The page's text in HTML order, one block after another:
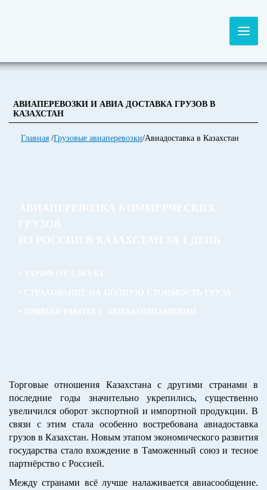
АВИАПЕРЕВОЗКИ И АВИА ДОСТАВКА ГРУЗОВ В
КАЗАХСТАН
Главная /Грузовые авиаперевозки/Авиадоставка в Казахстан
Торговые отношения Казахстана с другими странами в
последние годы значительно укрепились, существенно
увеличился оборот экспортной и импортной продукции. В
связи с этим стала особенно востребована авиадоставка
грузов в Казахстан. Новым этапом экономического развития
государства стало вхождение в Таможенный союз и тесное
партнёрство с Россией.
Между странами всё лучше налаживается авиасообщение.